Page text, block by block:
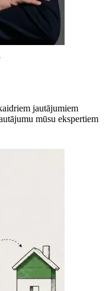
jautājumiem
mūsu ekspertiem